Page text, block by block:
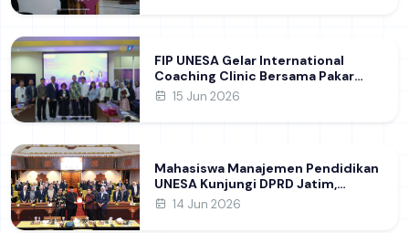
FIP UNESA Gelar International
Coaching Clinic Bersama Pakar
Khon Kaen University Thailand,
Ilmiah Internasional dukung SDG 4
15 Jun 2026
Mahasiswa Manajemen Pendidikan
UNESA Kunjungi DPRD Jatim,
Perdalam Pemahaman Kebijakan
14 Jun 2026